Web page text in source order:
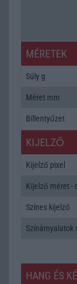
MÉRETEK
Súly g
Méret mm
Billentyűzet
KIJELZŐ
Kijelző pixel
Kijelző méret -
Színes kijelző
Színárnyalatok
HANG ÉS